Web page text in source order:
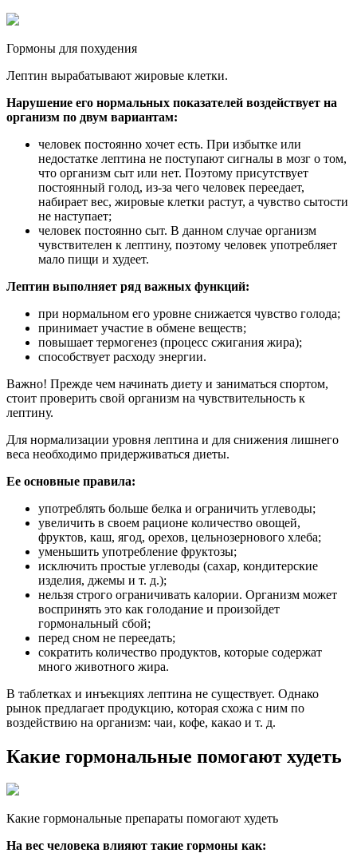
Гормоны для похудения
Лептин вырабатывают жировые клетки.
Нарушение его нормальных показателей воздействует на
организм по двум вариантам:
человек постоянно хочет есть. При избытке или
недостатке лептина не поступают сигналы в мозг о том,
что организм сыт или нет. Поэтому присутствует
постоянный голод, из-за чего человек переедает,
набирает вес, жировые клетки растут, а чувство сытости
не наступает;
человек постоянно сыт. В данном случае организм
чувствителен к лептину, поэтому человек употребляет
мало пищи и худеет.
Лептин выполняет ряд важных функций:
при нормальном его уровне снижается чувство голода;
принимает участие в обмене веществ;
повышает термогенез (процесс сжигания жира);
способствует расходу энергии.
Важно! Прежде чем начинать диету и заниматься спортом,
стоит проверить свой организм на чувствительность к
лептину.
Для нормализации уровня лептина и для снижения лишнего
веса необходимо придерживаться диеты.
Ее основные правила:
употреблять больше белка и ограничить углеводы;
увеличить в своем рационе количество овощей,
фруктов, каш, ягод, орехов, цельнозернового хлеба;
уменьшить употребление фруктозы;
исключить простые углеводы (сахар, кондитерские
изделия, джемы и т. д.);
нельзя строго ограничивать калории. Организм может
воспринять это как голодание и произойдет
гормональный сбой;
перед сном не переедать;
сократить количество продуктов, которые содержат
много животного жира.
В таблетках и инъекциях лептина не существует. Однако
рынок предлагает продукцию, которая схожа с ним по
воздействию на организм: чаи, кофе, какао и т. д.
Какие гормональные помогают худеть
Какие гормональные препараты помогают худеть
На вес человека влияют такие гормоны как: